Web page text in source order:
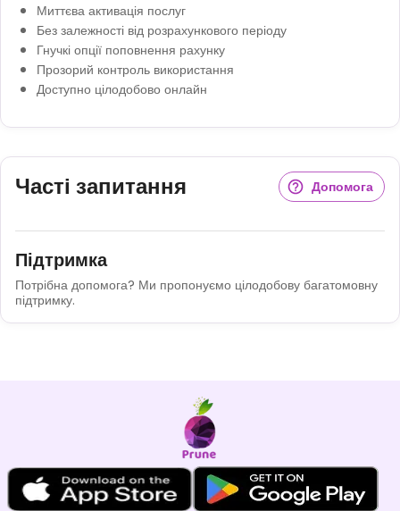
Миттєва активація послуг
Без залежності від розрахункового періоду
Гнучкі опції поповнення рахунку
Прозорий контроль використання
Доступно цілодобово онлайн
Часті запитання Допомога
Підтримка
Потрібна допомога? Ми пропонуємо цілодобову багатомовну
підтримку.